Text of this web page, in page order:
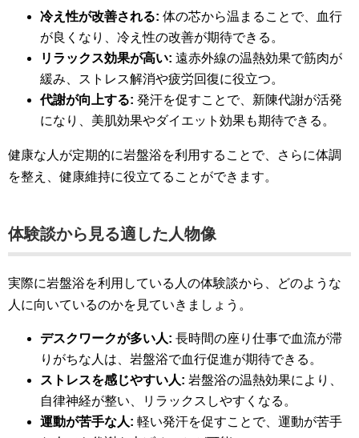
冷え性が改善される: 体の芯から温まることで、血行
が良くなり、冷え性の改善が期待できる。
リラックス効果が高い: 遠赤外線の温熱効果で筋肉が
緩み、ストレス解消や疲労回復に役立つ。
代謝が向上する: 発汗を促すことで、新陳代謝が活発
になり、美肌効果やダイエット効果も期待できる。
健康な人が定期的に岩盤浴を利用することで、さらに体調
を整え、健康維持に役立てることができます。
体験談から見る適した人物像
実際に岩盤浴を利用している人の体験談から、どのような
人に向いているのかを見ていきましょう。
デスクワークが多い人: 長時間の座り仕事で血流が滞
りがちな人は、岩盤浴で血行促進が期待できる。
ストレスを感じやすい人: 岩盤浴の温熱効果により、
自律神経が整い、リラックスしやすくなる。
運動が苦手な人: 軽い発汗を促すことで、運動が苦手